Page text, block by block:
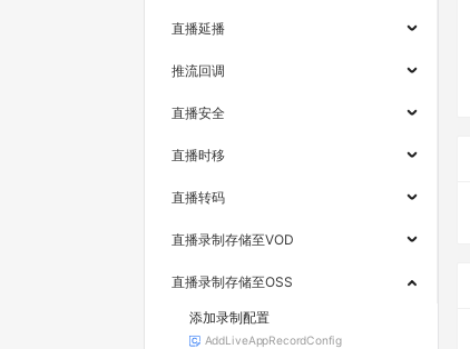
直播延播
推流回调
直播安全
直播时移
直播转码
直播录制存储至VOD
直播录制存储至OSS
添加录制配置
AddLiveAppRecordConfig